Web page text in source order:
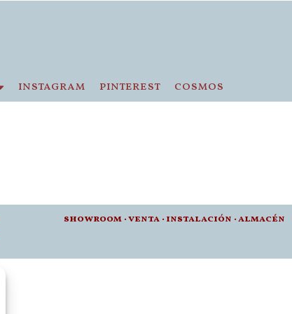
instagram pinterest cosmos
showroom ·venta · instalación · almacén